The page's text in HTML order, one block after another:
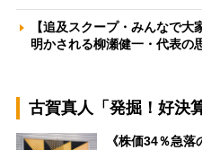
【追及スクープ・みんなで
明かされる柳瀬健一・代表の
古賀真人「発掘！好決
《株価34％急